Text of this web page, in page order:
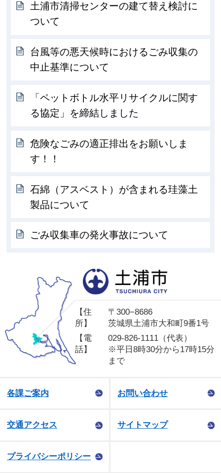
土浦市清掃センターの建て替え検討に
ついて
台風等の悪天候時におけるごみ収集の
中止基準について
「ペットボトル水平リサイクルに関す
る協定」を締結しました
危険なごみの適正排出をお願いしま
す！！
石綿（アスベスト）が含まれる珪藻土
製品について
ごみ収集車の発火事故について
【住
所】
〒300−8686
茨城県土浦市大和町9番1号
【電
話】
029-826-1111（代表）
※平日8時30分から17時15分
まで
各課ご案内 お問い合わせ
交通アクセス サイトマップ
プライバシーポリシー